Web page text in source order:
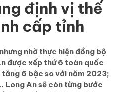
định vị thế
cấp tỉnh
nhờ thực hiện đồng bộ
được xếp thứ 6 toàn quốc
6 bậc so với năm 2023;
Long An sẽ còn từng bước